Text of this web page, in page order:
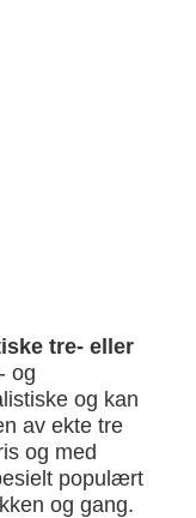
tre- eller
og
og kan
av ekte tre
og med
populært
og gang.